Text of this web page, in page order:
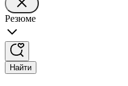
Резюме
Найти